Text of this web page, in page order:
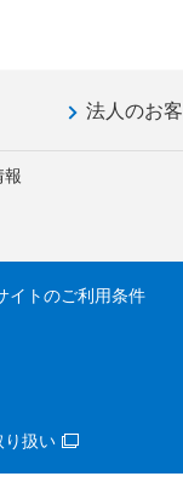
法人のお
報
イトのご利用条件
り扱い